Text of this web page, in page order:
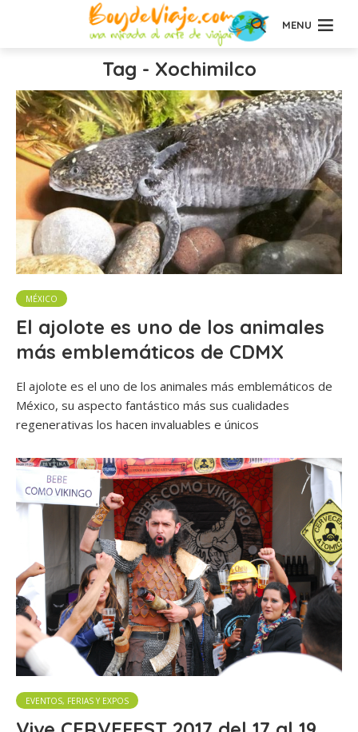
MENU
Tag - Xochimilco
MÉXICO
El ajolote es uno de los animales
más emblemáticos de CDMX
El ajolote es el uno de los animales más emblemáticos de
México, su aspecto fantástico más sus cualidades
regenerativas los hacen invaluables e únicos
EVENTOS, FERIAS Y EXPOS